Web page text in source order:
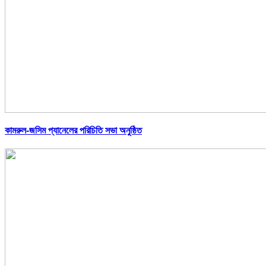
কামরুল-জসিম প্যানেলের পরিচিতি সভা অনুষ্ঠিত